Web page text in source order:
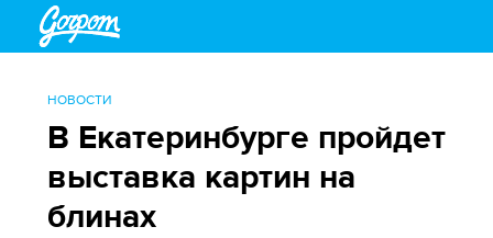
НОВОСТИ
В Екатеринбурге пройдет
выставка картин на
блинах